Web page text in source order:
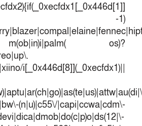
-1)
m(ob|in)i|palm( os)?
(n|u)|c55\/|capi|ccwa|cdm\-